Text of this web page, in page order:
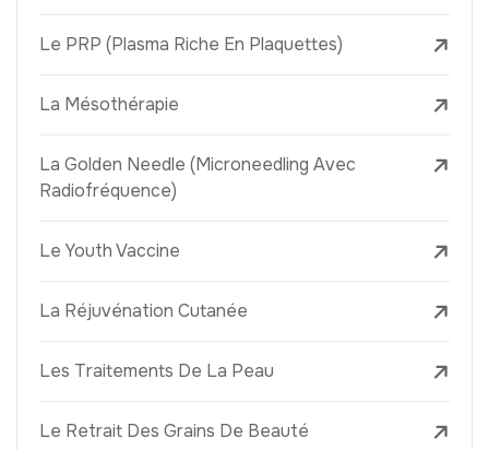
Le PRP (Plasma Riche En Plaquettes)
La Mésothérapie
La Golden Needle (Microneedling Avec
Radiofréquence)
Le Youth Vaccine
La Réjuvénation Cutanée
Les Traitements De La Peau
Le Retrait Des Grains De Beauté